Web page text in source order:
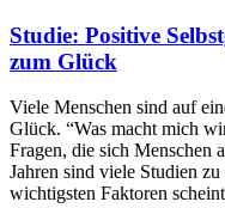
Studie: Positive
zum Glück
Viele Menschen sind auf
Glück. “Was macht mich
Fragen, die sich Menschen
Jahren sind viele Studien
wichtigsten Faktoren scheint